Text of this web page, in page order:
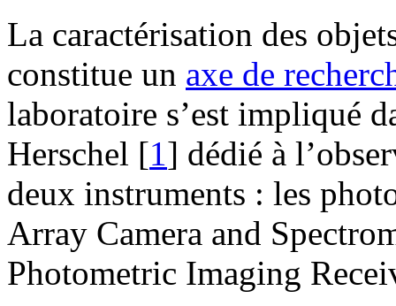
La caractérisation des
constitue un axe de
laboratoire s’est impliqué
Herschel [1] dédié à
deux instruments : les
Array Camera and
Photometric Imaging